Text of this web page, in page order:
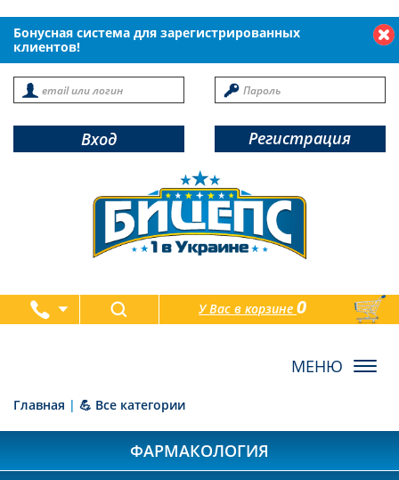
Бонусная система для зарегистрированных
клиентов!
Вход Регистрация
У Вас в корзине0
товаров
Главная | 💪 Все категории
ФАРМАКОЛОГИЯ